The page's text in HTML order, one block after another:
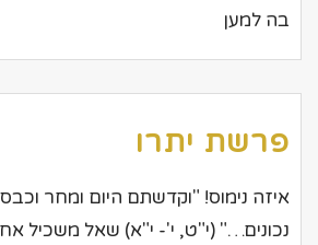
בה למען
פרשת יתרו
איזה נימוס! "וקדשתם היום ומחר
נכונים…" (י"ט, י'- י"א) שאל משכיל